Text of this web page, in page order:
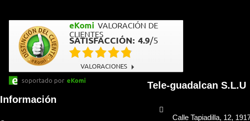
eKomi VALORACIÓN DE
CLIENTES
SATISFACCIÓN: 4.9/5
VALORACIONES
soportado por eKomi
Información
Tele-guadalcan S.L.U
Calle Tapiadilla, 12,